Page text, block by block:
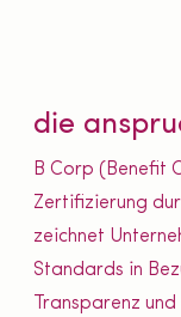
die
B Corp (Benefit
Zertifizierung
zeichnet
Standards in
Transparenz